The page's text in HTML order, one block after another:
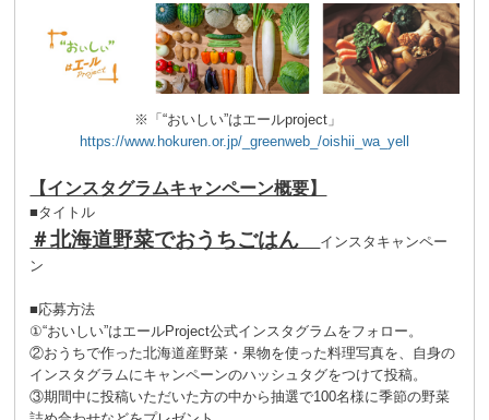
※「“おいしい”はエールproject」
https://www.hokuren.or.jp/_greenweb_/oishii_wa_yell
【インスタグラムキャンペーン概要】
■タイトル
＃北海道野菜でおうちごはん
インスタキャンペー
ン
■応募方法
①“おいしい”はエールProject公式インスタグラムをフォロー。
②おうちで作った北海道産野菜・果物を使った料理写真を、自身の
インスタグラムにキャンペーンのハッシュタグをつけて投稿。
③期間中に投稿いただいた方の中から抽選で100名様に季節の野菜